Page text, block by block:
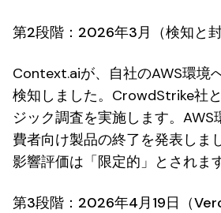
第2段階：2026年3月（検知と封
Context.aiが、自社のAWS環境
検知しました。CrowdStrike社
ジック調査を実施します。AWS
費者向け製品の終了を発表しま
影響評価は「限定的」とされます
第3段階：2026年4月19日（